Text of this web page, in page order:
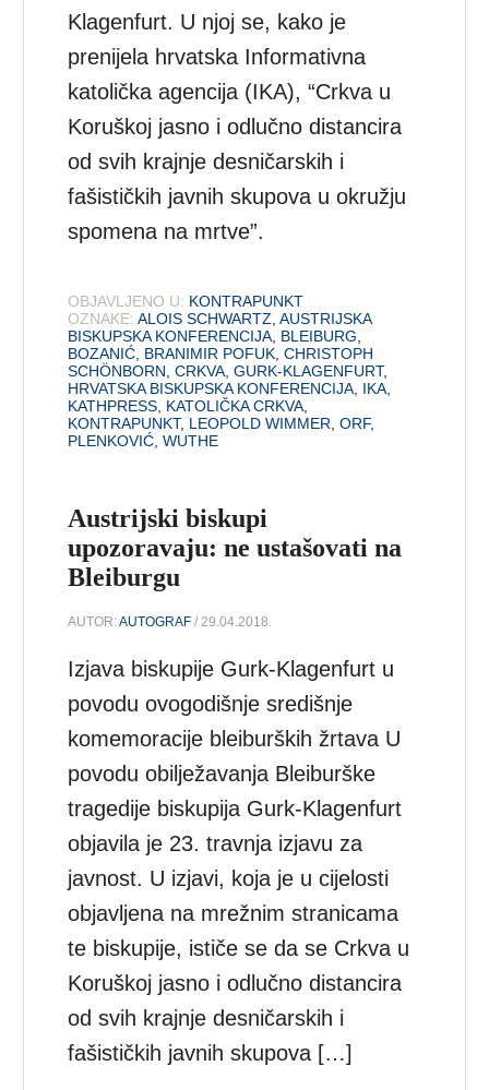
Klagenfurt. U njoj se, kako je
prenijela hrvatska Informativna
katolička agencija (IKA), “Crkva u
Koruškoj jasno i odlučno distancira
od svih krajnje desničarskih i
fašističkih javnih skupova u okružju
spomena na mrtve”.
OBJAVLJENO U: KONTRAPUNKT
OZNAKE: ALOIS SCHWARTZ ,AUSTRIJSKA
BISKUPSKA KONFERENCIJA BLEIBURG
BOZANIĆ BRANIMIR POFUK ,CHRISTOPH
SCHÖNBORN ,CRKVA ,GURK-KLAGENFURT,
HRVATSKA BISKUPSKA KONFERENCIJA IKA
KATHPRESS KATOLIČKA CRKVA
KONTRAPUNKT, LEOPOLD WIMMER ,ORF,
PLENKOVIĆ ,WUTHE
Austrijski biskupi
upozoravaju: ne ustašovati na
Bleiburgu
AUTOR:AUTOGRAF / 29.04.2018.
Izjava biskupije Gurk-Klagenfurt u
povodu ovogodišnje središnje
komemoracije bleiburških žrtava U
povodu obilježavanja Bleiburške
tragedije biskupija Gurk-Klagenfurt
objavila je 23. travnja izjavu za
javnost. U izjavi, koja je u cijelosti
objavljena na mrežnim stranicama
te biskupije, ističe se da se Crkva u
Koruškoj jasno i odlučno distancira
od svih krajnje desničarskih i
fašističkih javnih skupova […]